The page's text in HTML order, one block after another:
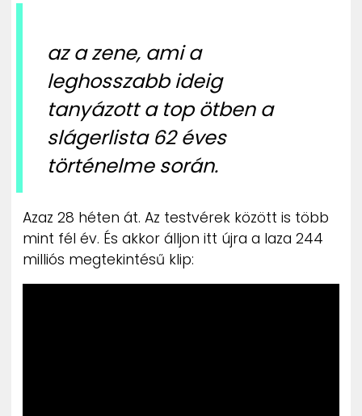
az a zene, ami a
leghosszabb ideig
tanyázott a top ötben a
slágerlista 62 éves
történelme során.
Azaz 28 héten át. Az testvérek között is több
mint fél év. És akkor álljon itt újra a laza 244
milliós megtekintésű klip: